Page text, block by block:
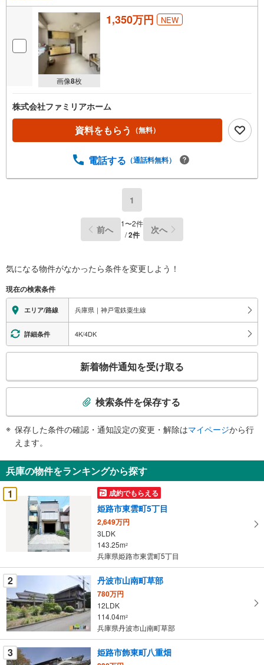
画像8枚
1,350万円 NEW
株式会社ファミリアホーム
資料をもらう （無料）
電話する （通話料無料）
1
前へ 1〜2件
/2件 次へ
気になる物件がなかったら条件を変更しよう！
現在の検索条件
エリア/路線 兵庫県｜神戸電鉄粟生線
詳細条件 4K/4DK
検
知
を
受
け
件
を
マ
イ
ペ
ー
ジ
に
新着物件通知を受け取る
検索条件を保存する
保存した条件の確認・通知設定の変更・解除はマイページから行
えます。
兵庫の物件をランキングから探す
1
成約でもらえる
姫路市東雲町5丁目
2,649万円
3LDK
143.25m2
兵庫県姫路市東雲町5丁目
2 丹波市山南町草部
780万円
12LDK
114.04m2
兵庫県丹波市山南町草部
3 姫路市飾東町八重畑